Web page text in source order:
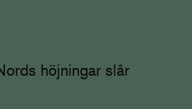
höjningar slår